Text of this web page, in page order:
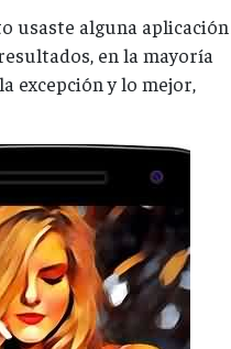
usaste alguna aplicación
en la mayoría
excepción y lo mejor,